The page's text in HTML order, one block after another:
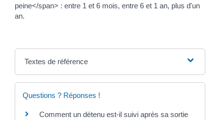
peine</span> : entre 1 et 6 mois, entre 6 et 1 an, plus d'un
an.
Textes de référence
Questions ? Réponses !
Comment un détenu est-il suivi après sa sortie